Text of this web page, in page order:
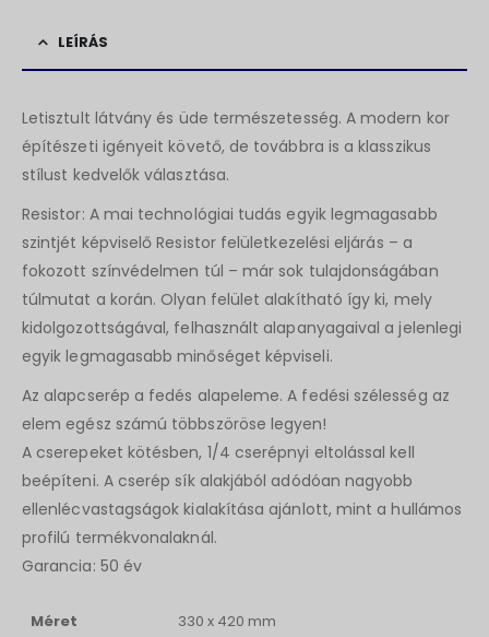
LEÍRÁS
Letisztult látvány és üde természetesség. A modern kor
építészeti igényeit követő, de továbbra is a klasszikus
stílust kedvelők választása.
Resistor: A mai technológiai tudás egyik legmagasabb
szintjét képviselő Resistor felületkezelési eljárás – a
fokozott színvédelmen túl – már sok tulajdonságában
túlmutat a korán. Olyan felület alakítható így ki, mely
kidolgozottságával, felhasznált alapanyagaival a jelenlegi
egyik legmagasabb minőséget képviseli.
Az alapcserép a fedés alapeleme. A fedési szélesség az
elem egész számú többszöröse legyen!
A cserepeket kötésben, 1/4 cserépnyi eltolással kell
beépíteni. A cserép sík alakjából adódóan nagyobb
ellenlécvastagságok kialakítása ajánlott, mint a hullámos
profilú termékvonalaknál.
Garancia: 50 év
Méret
330 x 420 mm